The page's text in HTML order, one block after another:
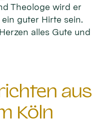
Theologe wird er
guter Hirte sein.
alles Gute und
aus
Köln